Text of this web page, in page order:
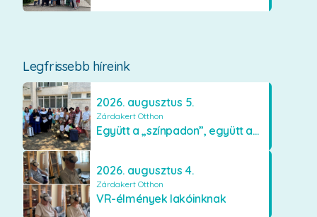
Legfrissebb híreink
2026. augusztus 5.
Zárdakert Otthon
Együtt a „színpadon”, együtt az élményekért 🎭✨
2026. augusztus 4.
Zárdakert Otthon
VR-élmények lakóinknak